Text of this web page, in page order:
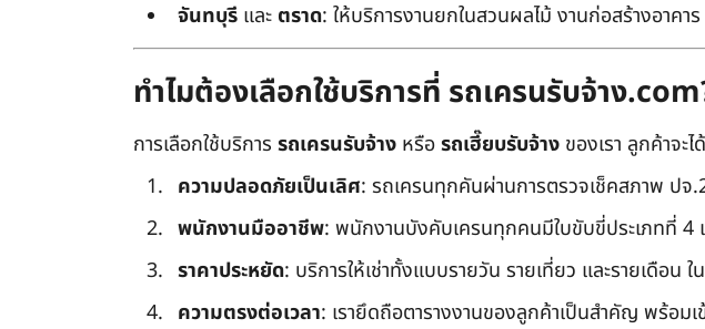
จันทบุรี และ ตราด: ให้บริการงานยกในสวนผลไม้ งานก่อสร้างอาคาร
ทำไมต้องเลือกใช้บริการที่ รถเครนรับจ้าง
การเลือกใช้บริการ รถเครนรับจ้าง หรือรถเฮี๊ยบรับจ้าง ของเรา ลูกค้าจะ
ความปลอดภัยเป็นเลิศ: รถเครนทุกคันผ่านการตรวจเช็คสภาพ ป
พนักงานมืออาชีพ: พนักงานบังคับเครนทุกคนมีใบขับขี่ประเภทที่
ราคาประหยัด: บริการให้เช่าทั้งแบบรายวัน รายเที่ยว และรายเดือน
ความตรงต่อเวลา: เรายึดถือตารางงานของลูกค้าเป็นสำคัญ พร้อม